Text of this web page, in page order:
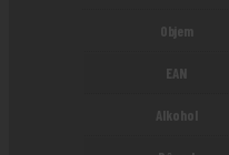
Objem
EAN
Alkohol